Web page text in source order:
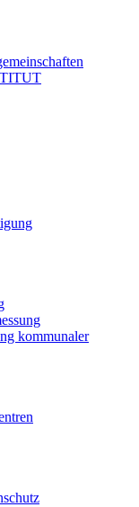
kommunaler